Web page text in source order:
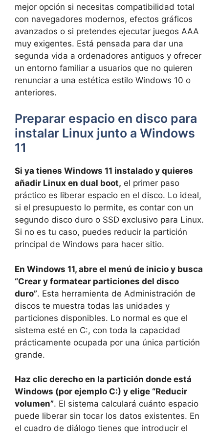
mejor opción si necesitas compatibilidad total
con navegadores modernos, efectos gráficos
avanzados o si pretendes ejecutar juegos AAA
muy exigentes. Está pensada para dar una
segunda vida a ordenadores antiguos y ofrecer
un entorno familiar a usuarios que no quieren
renunciar a una estética estilo Windows 10 o
anteriores.
Preparar espacio en disco para
instalar Linux junto a Windows
11
Si ya tienes Windows 11 instalado y quieres
añadir Linux en dual boot, el primer paso
práctico es liberar espacio en el disco. Lo ideal,
si el presupuesto lo permite, es contar con un
segundo disco duro o SSD exclusivo para Linux.
Si no es tu caso, puedes reducir la partición
principal de Windows para hacer sitio.
En Windows 11, abre el menú de inicio y busca
“Crear y formatear particiones del disco
duro”. Esta herramienta de Administración de
discos te muestra todas las unidades y
particiones disponibles. Lo normal es que el
sistema esté en C:, con toda la capacidad
prácticamente ocupada por una única partición
grande.
Haz clic derecho en la partición donde está
Windows (por ejemplo C:) y elige “Reducir
volumen”. El sistema calculará cuánto espacio
puede liberar sin tocar los datos existentes. En
el cuadro de diálogo tienes que introducir el